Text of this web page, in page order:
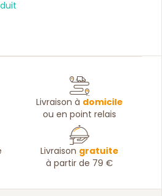
Livraison à domicile
ou en point relais
Livraison gratuite
à partir de 79 €